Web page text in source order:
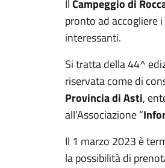
IlCampeggio di
pronto ad accogliere i
interessanti.
Si tratta della 44^
riservata come di
Provincia di Asti,
all’Associazione “
Il 1 marzo 2023 è
la possibilità di